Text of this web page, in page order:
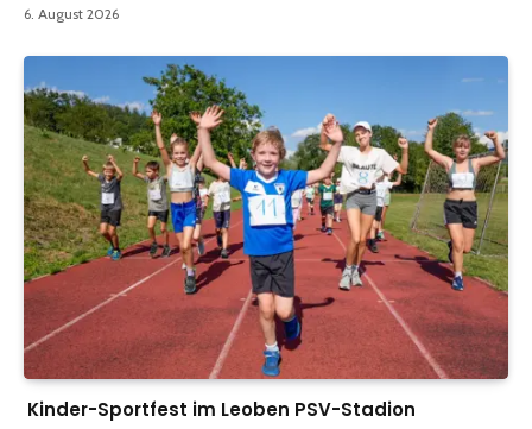
6. August 2026
Kinder-Sportfest im Leoben PSV-Stadion